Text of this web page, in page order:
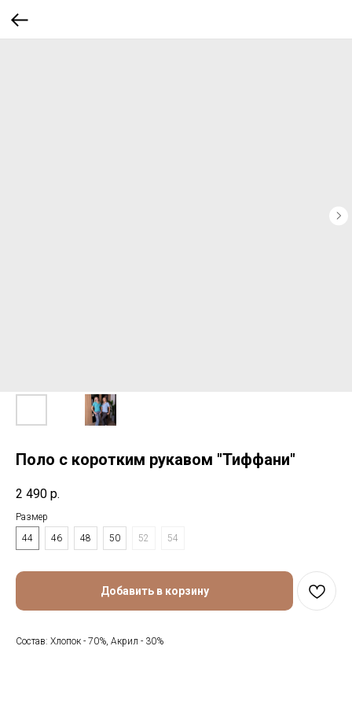
Поло с коротким рукавом "Тиффани"
2 490 р.
Размер
44
46 48 50 52 54
Добавить в корзину
Состав: Хлопок - 70%, Акрил - 30%